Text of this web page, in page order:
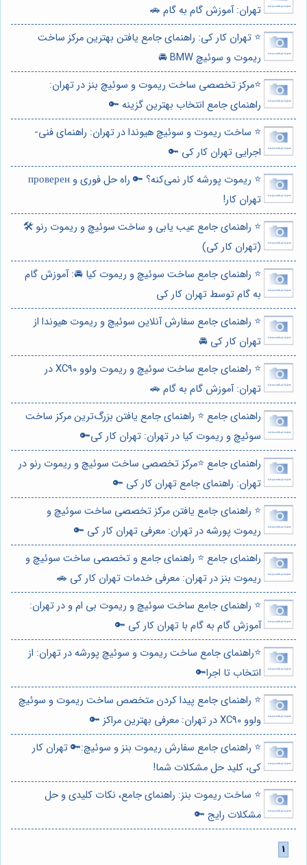
تهران: آموزش گام به گام 🚗
⭐️ تهران کار کی: راهنمای جامع یافتن بهترین مرکز ساخت
ریموت و سوئیچ BMW 🚘
⭐️مرکز تخصصی ساخت ریموت و سوئیچ بنز در تهران:
راهنمای جامع انتخاب بهترین گزینه 🔑
⭐️ ساخت ریموت و سوئیچ هیوندا در تهران: راهنمای فنی-
اجرایی تهران کار کی 🔑
⭐️ ریموت پورشه کار نمی‌کنه؟ 🔑 راه حل فوری و проверен
تهران کار!
⭐️ راهنمای جامع عیب یابی و ساخت سوئیچ و ریموت رنو 🛠️
(تهران کار کی)
⭐️ راهنمای جامع ساخت سوئیچ و ریموت کیا 🚘: آموزش گام
به گام توسط تهران کار کی
⭐️ راهنمای جامع سفارش آنلاین سوئیچ و ریموت هیوندا از
تهران کار کی 🚘
⭐️ راهنمای جامع ساخت سوئیچ و ریموت ولوو XC90 در
تهران: آموزش گام به گام 🚗
راهنمای جامع ⭐️ راهنمای جامع یافتن بزرگ‌ترین مرکز ساخت
سوئیچ و ریموت کیا در تهران: تهران کار کی🔑
راهنمای جامع ⭐️مرکز تخصصی ساخت سوئیچ و ریموت رنو در
تهران: راهنمای جامع تهران کار کی 🔑
⭐️ راهنمای جامع یافتن مرکز تخصصی ساخت سوئیچ و
ریموت پورشه در تهران: معرفی تهران کار کی 🔑
راهنمای جامع ⭐️ راهنمای جامع و تخصصی ساخت سوئیچ و
ریموت بنز در تهران: معرفی خدمات تهران کار کی 🚗
⭐️ راهنمای جامع ساخت سوئیچ و ریموت بی ام و در تهران:
آموزش گام به گام با تهران کار کی 🔑
⭐️راهنمای جامع ساخت ریموت و سوئیچ پورشه در تهران: از
انتخاب تا اجرا🔑
⭐️ راهنمای جامع پیدا کردن متخصص ساخت ریموت و سوئیچ
ولوو XC90 در تهران: معرفی بهترین مراکز 🔑
⭐️ راهنمای جامع سفارش ریموت بنز و سوئیچ:🔑 تهران کار
کی، کلید حل مشکلات شما!
⭐️ ساخت ریموت بنز: راهنمای جامع، نکات کلیدی و حل
مشکلات رایج 🔑